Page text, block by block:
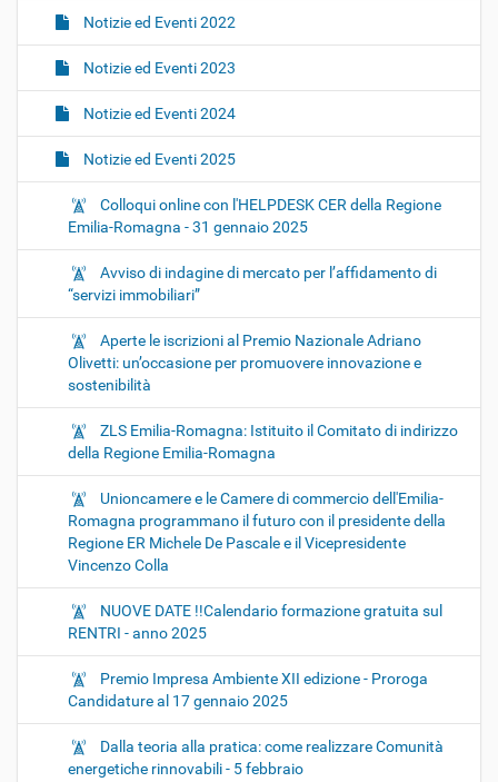
Notizie ed Eventi 2022
Notizie ed Eventi 2023
Notizie ed Eventi 2024
Notizie ed Eventi 2025
Colloqui online con l'HELPDESK CER della Regione
Emilia-Romagna - 31 gennaio 2025
Avviso di indagine di mercato per l’affidamento di
“servizi immobiliari”
Aperte le iscrizioni al Premio Nazionale Adriano
Olivetti: un’occasione per promuovere innovazione e
sostenibilità
ZLS Emilia-Romagna: Istituito il Comitato di indirizzo
della Regione Emilia-Romagna
Unioncamere e le Camere di commercio dell'Emilia-
Romagna programmano il futuro con il presidente della
Regione ER Michele De Pascale e il Vicepresidente
Vincenzo Colla
NUOVE DATE !!Calendario formazione gratuita sul
RENTRI - anno 2025
Premio Impresa Ambiente XII edizione - Proroga
Candidature al 17 gennaio 2025
Dalla teoria alla pratica: come realizzare Comunità
energetiche rinnovabili - 5 febbraio